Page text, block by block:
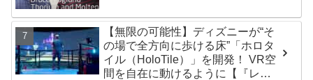
【無限の可能性】ディズニーが“そ
の場で全方向に歩ける床”「ホロタ
イル（HoloTile）」を開発！ VR空
間を自在に動けるように【『レデ